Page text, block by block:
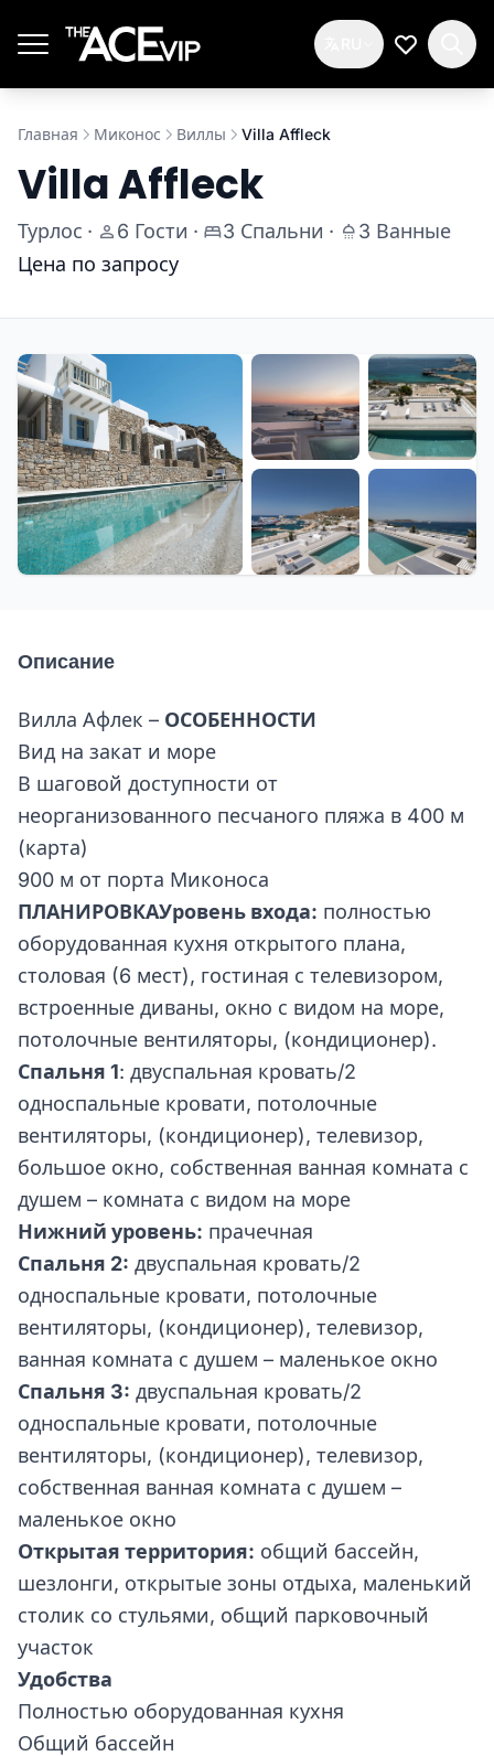
Мой
Главная Миконос Виллы Villa Affleck
Villa Affleck
Турлос · 6 Гости · 3 Спальни ·
3 Ванные
Цена по запросу
Описание
Вилла Афлек – ОСОБЕННОСТИ
Вид на закат и море
В шаговой доступности от
неорганизованного песчаного пляжа в 400 м
(карта)
900 м от порта Миконоса
ПЛАНИРОВКАУровень входа: полностью
оборудованная кухня открытого плана,
столовая (6 мест), гостиная с телевизором,
встроенные диваны, окно с видом на море,
потолочные вентиляторы, (кондиционер).
Спальня 1: двуспальная кровать/2
односпальные кровати, потолочные
вентиляторы, (кондиционер), телевизор,
большое окно, собственная ванная комната с
душем – комната с видом на море
Нижний уровень: прачечная
Спальня 2: двуспальная кровать/2
односпальные кровати, потолочные
вентиляторы, (кондиционер), телевизор,
ванная комната с душем – маленькое окно
Спальня 3: двуспальная кровать/2
односпальные кровати, потолочные
вентиляторы, (кондиционер), телевизор,
собственная ванная комната с душем –
маленькое окно
Открытая территория: общий бассейн,
шезлонги, открытые зоны отдыха, маленький
столик со стульями, общий парковочный
участок
Удобства
Полностью оборудованная кухня
Общий бассейн